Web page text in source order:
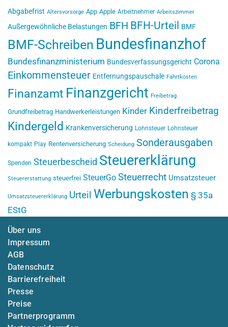
Abgabefrist Altersvorsorge App Apple Arbeitnehmer Arbeitszimmer
Außergewöhnliche Belastungen BFH BFH-Urteil BMF
BMF-Schreiben Bundesfinanzhof
Bundesfinanzministerium Bundesverfassungsgericht Corona
Einkommensteuer Entfernungspauschale Fahrtkosten
Finanzamt Finanzgericht Freibetrag
Grundfreibetrag Handwerkerleistungen Kinder Kinderfreibetrag
Kindergeld Krankenversicherung Lohnsteuer Lohnsteuer
kompakt Play Rentenversicherung Scheidung Sonderausgaben
Spenden Steuerbescheid Steuererklärung
Steuererstattung steuerfrei SteuerGo Steuerrecht Umsatzsteuer
Umsatzsteuererklärung Urteil Werbungskosten § 35a
EStG
Über uns
Impressum
AGB
Datenschutz
Barrierefreiheit
Presse
Preise
Partnerprogramm